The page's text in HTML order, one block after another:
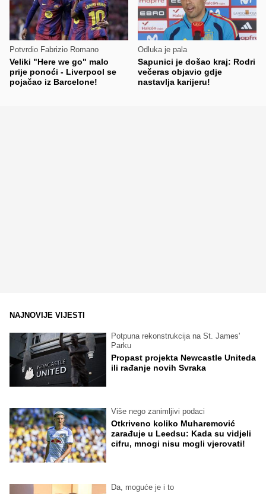
Potvrdio Fabrizio Romano
Veliki "Here we go" malo
prije ponoći - Liverpool se
pojačao iz Barcelone!
Odluka je pala
Sapunici je došao kraj: Rodri
večeras objavio gdje
nastavlja karijeru!
NAJNOVIJE VIJESTI
Potpuna rekonstrukcija na St. James'
Parku
Propast projekta Newcastle Uniteda
ili rađanje novih Svraka
Više nego zanimljivi podaci
Otkriveno koliko Muharemović
zarađuje u Leedsu: Kada su vidjeli
cifru, mnogi nisu mogli vjerovati!
Da, moguće je i to